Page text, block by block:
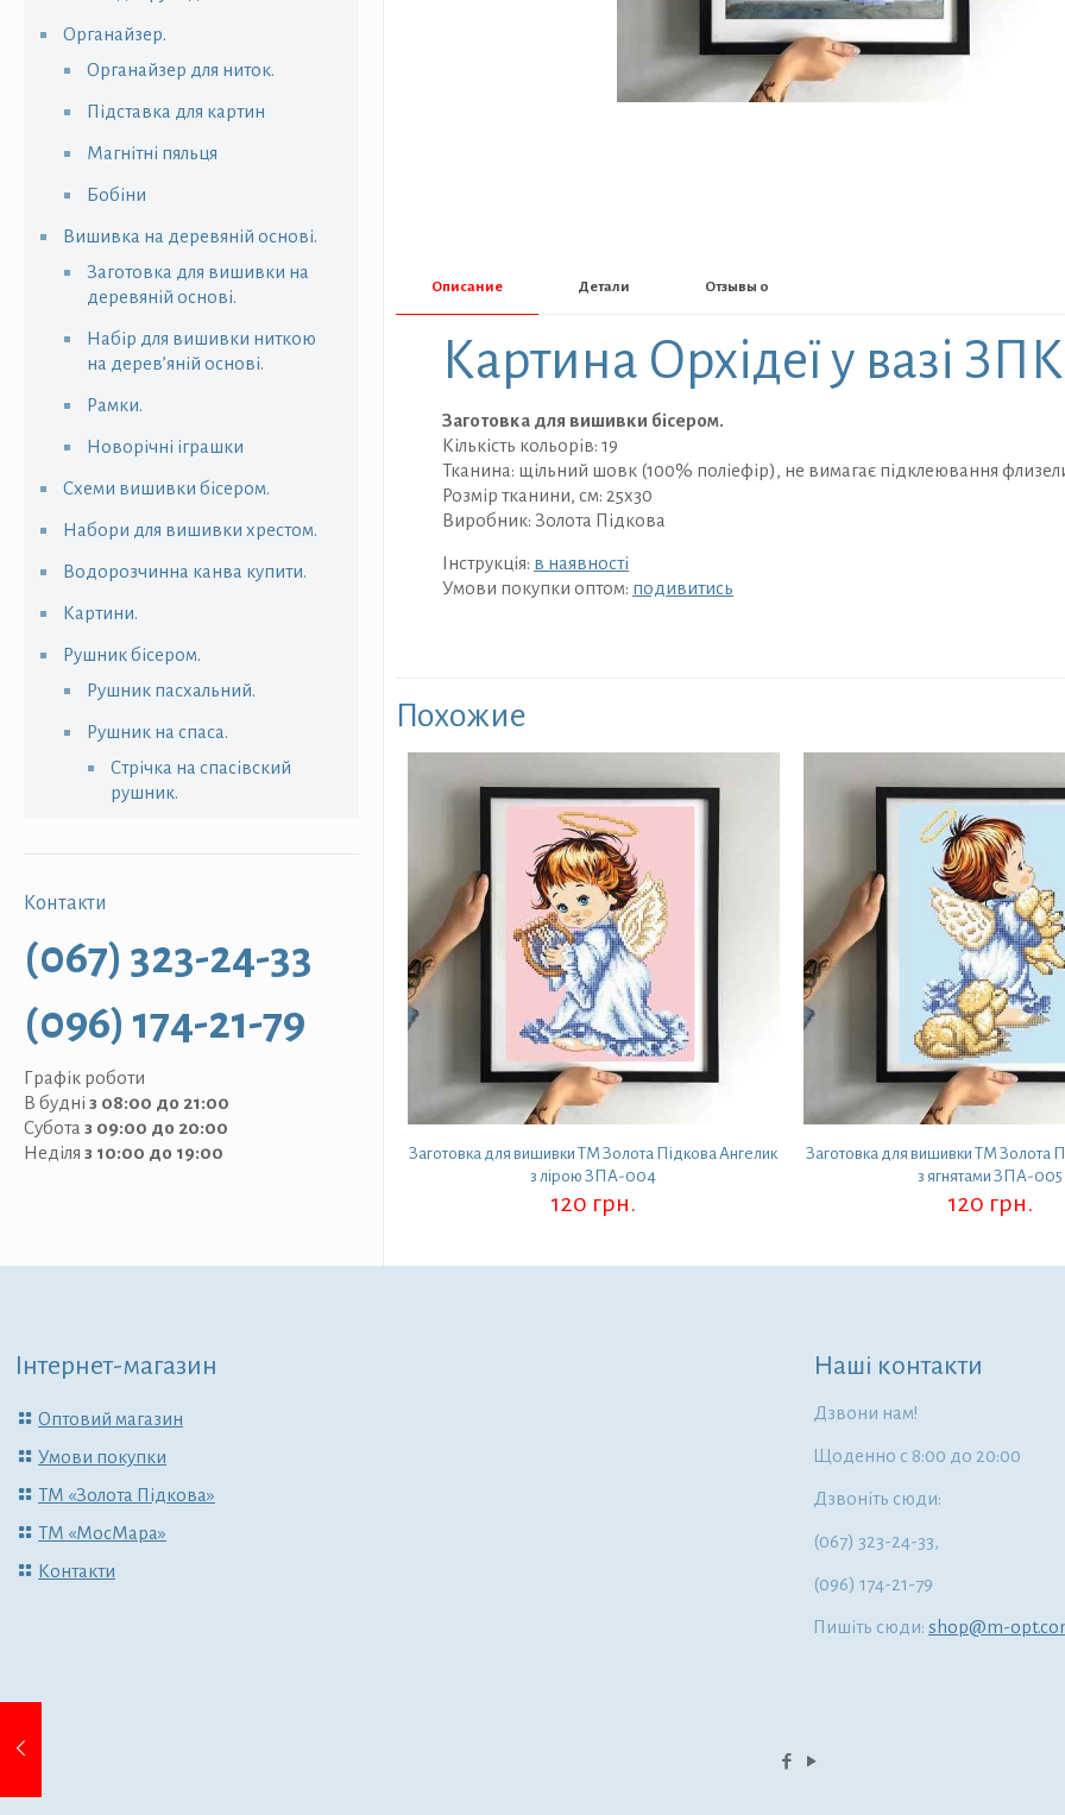
Описание Детали Отзывы 0
Картина Орхідеї у вазі
Заготовка для вишивки бісером.
Кількість кольорів: 19
Тканина: щільний шовк (100% поліефір), не вимагає підклеювання
Розмір тканини, см: 25х30
Виробник: Золота Підкова
Інструкція: в наявності
Умови покупки оптом: подивитись
Похожие
Заготовка для вишивки ТМ Золота Підкова Ангелик
з лірою ЗПА-004
120 грн.
Заготовка для вишивки ТМ Золота
з ягнятами ЗПА-005
120 грн.
Органайзер.
Органайзер для ниток.
Підставка для картин
Магнітні пяльця
Бобіни
Вишивка на деревяній основі.
Заготовка для вишивки на
деревяній основі.
Набір для вишивки ниткою
на дерев’яній основі.
Рамки.
Новорічні іграшки
Схеми вишивки бісером.
Набори для вишивки хрестом.
Водорозчинна канва купити.
Картини.
Рушник бісером.
Рушник пасхальний.
Рушник на спаса.
Стрічка на спасівский
рушник.
Контакти
(067) 323-24-33
(096) 174-21-79
Графік роботи
В будні з 08:00 до 21:00
Субота з 09:00 до 20:00
Неділя з 10:00 до 19:00
Інтернет-магазин
Оптовий магазин
Умови покупки
ТМ «Золота Підкова»
ТМ «МосМара»
Контакти
Наші контакти
Дзвони нам!
Щоденно с 8:00 до 20:00
Дзвоніть сюди:
(067) 323-24-33,
(096) 174-21-79
Пишіть сюди: shop@m-